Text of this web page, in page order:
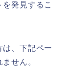
発見するこ
は、下記ペー
せん。